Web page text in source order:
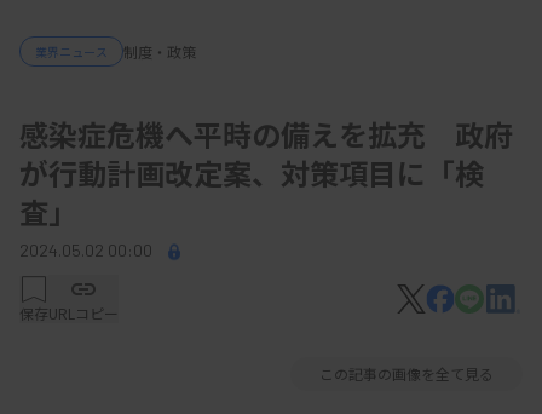
業界ニュース 制度・政策
感染症危機へ平時の備えを拡充 政府
が行動計画改定案、対策項目に「検
査」
2024.05.02 00:00
保存URLコピー
この記事の画像を全て見る